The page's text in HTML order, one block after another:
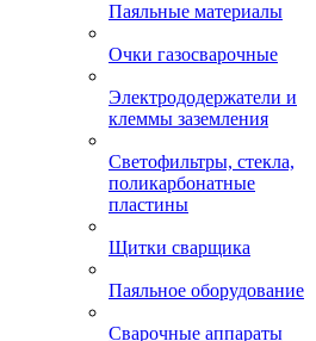
Паяльные материалы
Очки газосварочные
Электрододержатели и
клеммы заземления
Светофильтры, стекла,
поликарбонатные
пластины
Щитки сварщика
Паяльное оборудование
Сварочные аппараты